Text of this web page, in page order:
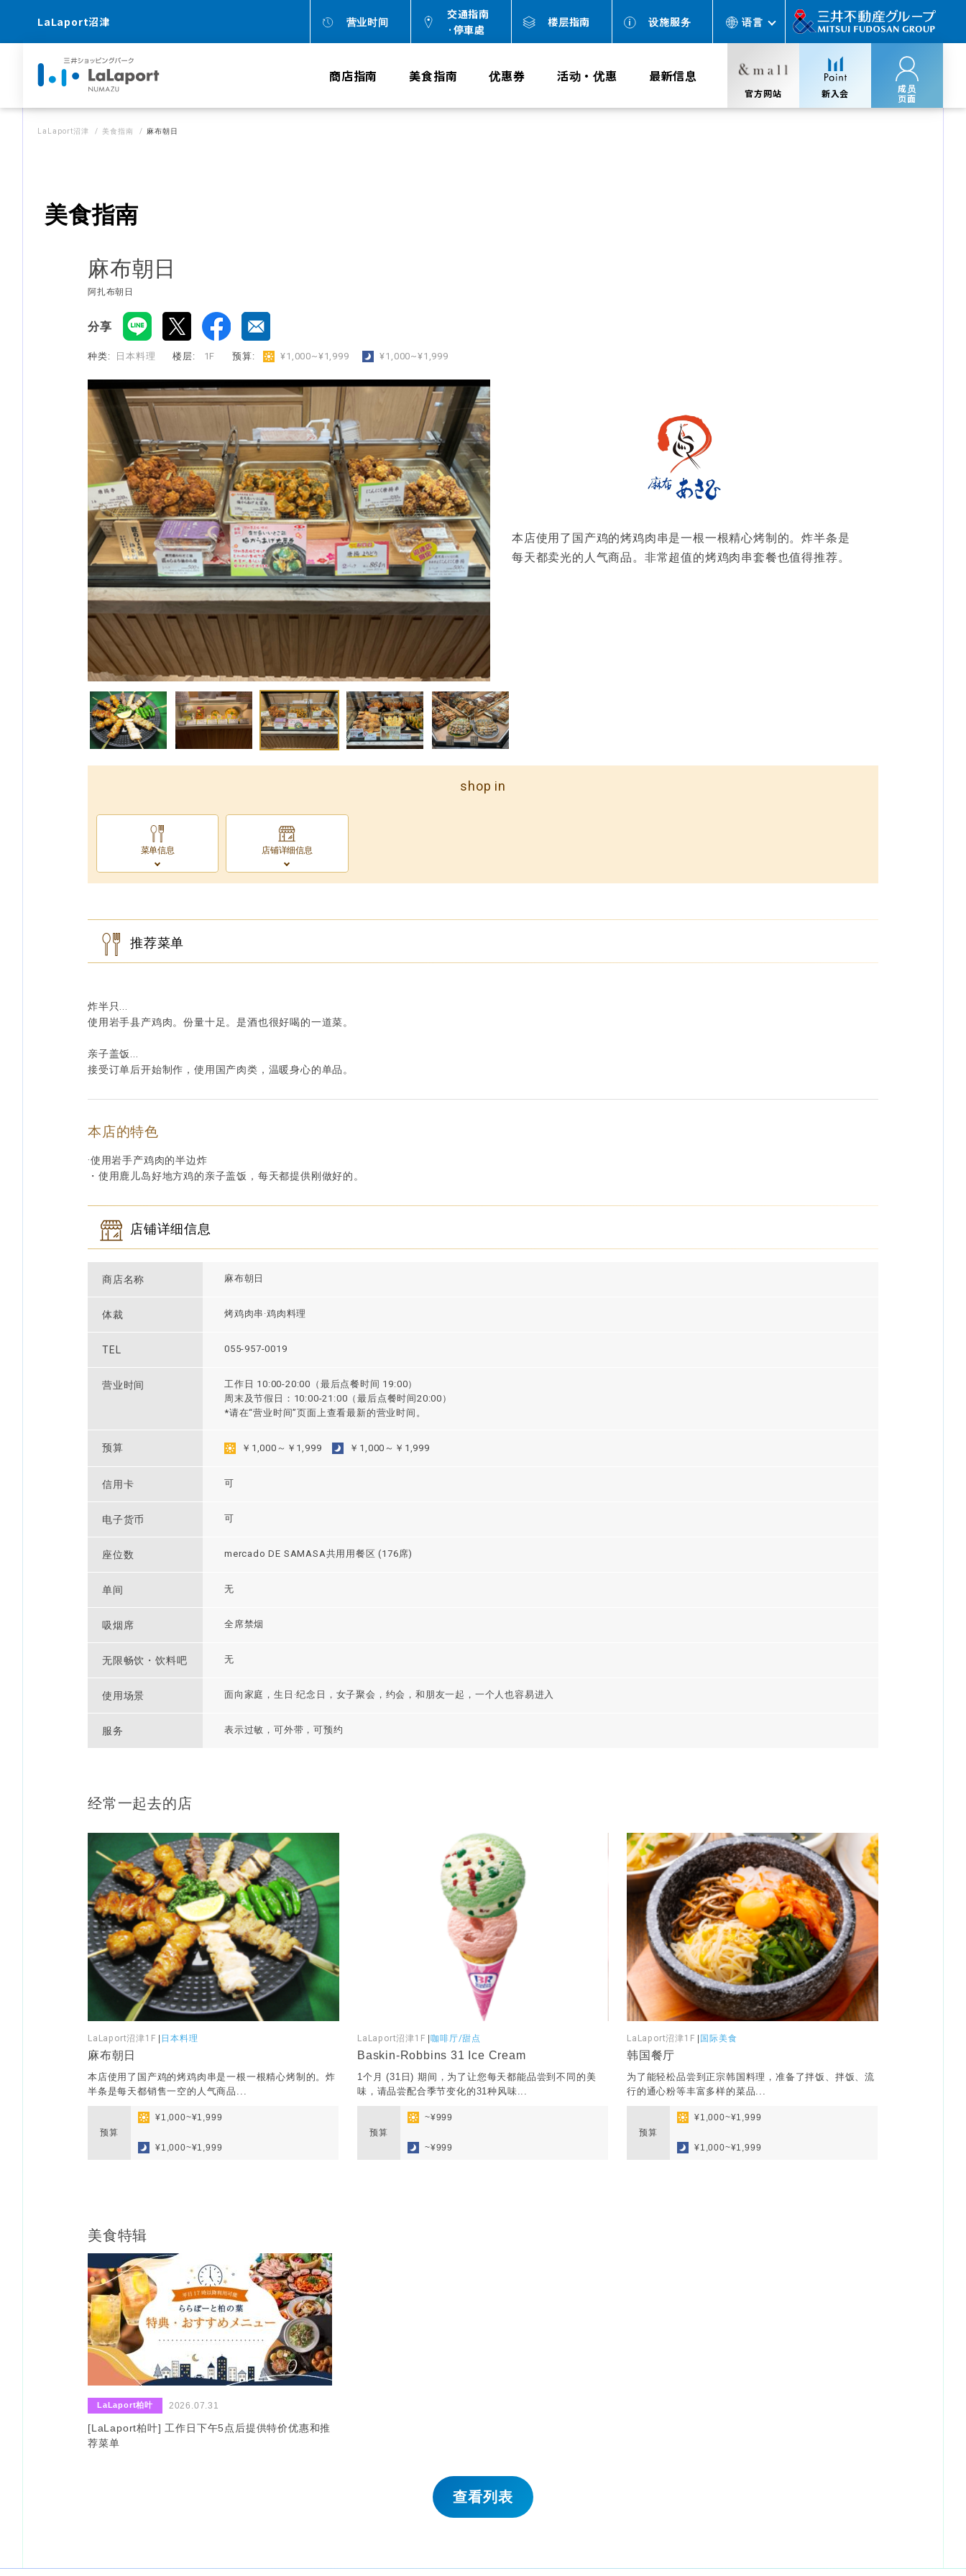
LaLaport沼津 营业时间
交通指南
·停車處
楼层指南 设施服务 语言
商店指南 美食指南 优惠券 活动・优惠 最新信息
官方网站 新入会
成员
页面
LaLaport沼津 美食指南 麻布朝日
美食指南
麻布朝日
阿扎布朝日
分享
种类: 日本料理 楼层: 1F 预算: ¥1,000~¥1,999 ¥1,000~¥1,999
本店使用了国产鸡的烤鸡肉串是一根一根精心烤制的。炸半条是
每天都卖光的人气商品。非常超值的烤鸡肉串套餐也值得推荐。
shop in
菜单信息 店铺详细信息
推荐菜单
炸半只...
使用岩手县产鸡肉。份量十足。是酒也很好喝的一道菜。
亲子盖饭...
接受订单后开始制作，使用国产肉类，温暖身心的单品。
本店的特色
·使用岩手产鸡肉的半边炸
・使用鹿儿岛好地方鸡的亲子盖饭，每天都提供刚做好的。
店铺详细信息
商店名称 麻布朝日
体裁 烤鸡肉串·鸡肉料理
TEL 055-957-0019
营业时间
工作日 10:00-20:00（最后点餐时间 19:00）
周末及节假日：10:00-21:00（最后点餐时间20:00）
*请在“营业时间”页面上查看最新的营业时间。
预算 ￥1,000～￥1,999 ￥1,000～￥1,999
信用卡 可
电子货币 可
座位数 mercado DE SAMASA共用用餐区 (176席)
单间 无
吸烟席 全席禁烟
无限畅饮・饮料吧 无
使用场景 面向家庭，生日·纪念日，女子聚会，约会，和朋友一起，一个人也容易进入
服务 表示过敏，可外带，可预约
经常一起去的店
LaLaport沼津1F 日本料理
麻布朝日
本店使用了国产鸡的烤鸡肉串是一根一根精心烤制的。炸
半条是每天都销售一空的人气商品...
预算
¥1,000~¥1,999
¥1,000~¥1,999
LaLaport沼津1F |咖啡厅/甜点
Baskin-Robbins 31 Ice Cream
1个月 (31日) 期间，为了让您每天都能品尝到不同的美
味，请品尝配合季节变化的31种风味...
预算
~¥999
~¥999
LaLaport沼津1F 国际美食
韩国餐厅
为了能轻松品尝到正宗韩国料理，准备了拌饭、拌饭、流
行的通心粉等丰富多样的菜品...
预算
¥1,000~¥1,999
¥1,000~¥1,999
美食特辑
LaLaport柏叶 2026.07.31
[LaLaport柏叶] 工作日下午5点后提供特价优惠和推
荐菜单
查看列表